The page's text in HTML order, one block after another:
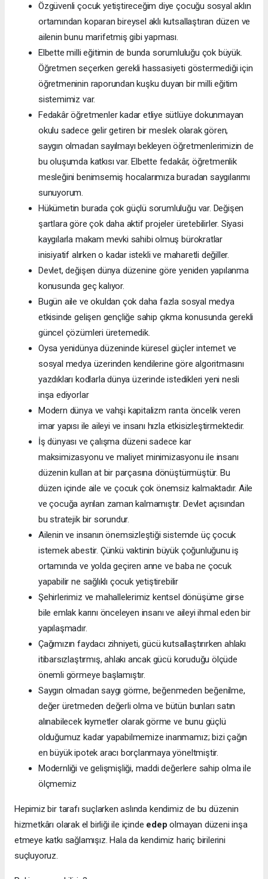
Özgüvenli çocuk yetiştireceğim diye çocuğu sosyal aklın
ortamından koparan bireysel aklı kutsallaştıran düzen ve
ailenin bunu marifetmiş gibi yapması.
Elbette milli eğitimin de bunda sorumluluğu çok büyük.
Öğretmen seçerken gerekli hassasiyeti göstermediği için
öğretmeninin raporundan kuşku duyan bir milli eğitim
sistemimiz var.
Fedakâr öğretmenler kadar etliye sütlüye dokunmayan
okulu sadece gelir getiren bir meslek olarak gören,
saygın olmadan sayılmayı bekleyen öğretmenlerimizin de
bu oluşumda katkısı var. Elbette fedakâr, öğretmenlik
mesleğini benimsemiş hocalarımıza buradan saygılarımı
sunuyorum.
Hükümetin burada çok güçlü sorumluluğu var. Değişen
şartlara göre çok daha aktif projeler üretebilirler. Siyasi
kaygılarla makam mevki sahibi olmuş bürokratlar
inisiyatif alırken o kadar istekli ve maharetli değiller.
Devlet, değişen dünya düzenine göre yeniden yapılanma
konusunda geç kalıyor.
Bugün aile ve okuldan çok daha fazla sosyal medya
etkisinde gelişen gençliğe sahip çıkma konusunda gerekli
güncel çözümleri üretemedik.
Oysa yenidünya düzeninde küresel güçler internet ve
sosyal medya üzerinden kendilerine göre algoritmasını
yazdıkları kodlarla dünya üzerinde istedikleri yeni nesli
inşa ediyorlar
Modern dünya ve vahşi kapitalizm ranta öncelik veren
imar yapısı ile aileyi ve insanı hızla etkisizleştirmektedir.
İş dünyası ve çalışma düzeni sadece kar
maksimizasyonu ve maliyet minimizasyonu ile insanı
düzenin kullan at bir parçasına dönüştürmüştür. Bu
düzen içinde aile ve çocuk çok önemsiz kalmaktadır. Aile
ve çocuğa ayrılan zaman kalmamıştır. Devlet açısından
bu stratejik bir sorundur.
Ailenin ve insanın önemsizleştiği sistemde üç çocuk
istemek abestir. Çünkü vaktinin büyük çoğunluğunu iş
ortamında ve yolda geçiren anne ve baba ne çocuk
yapabilir ne sağlıklı çocuk yetiştirebilir
Şehirlerimiz ve mahallelerimiz kentsel dönüşüme girse
bile emlak karını önceleyen insanı ve aileyi ihmal eden bir
yapılaşmadır.
Çağımızın faydacı zihniyeti, gücü kutsallaştırırken ahlakı
itibarsızlaştırmış, ahlakı ancak gücü koruduğu ölçüde
önemli görmeye başlamıştır.
Saygın olmadan saygı görme, beğenmeden beğenilme,
değer üretmeden değerli olma ve bütün bunları satın
alınabilecek kıymetler olarak görme ve bunu güçlü
olduğumuz kadar yapabilmemize inanmamız; bizi çağın
en büyük ipotek aracı borçlanmaya yöneltmiştir.
Modernliği ve gelişmişliği, maddi değerlere sahip olma ile
ölçmemiz
Hepimiz bir tarafı suçlarken aslında kendimiz de bu düzenin
hizmetkârı olarak el birliği ile içinde edep olmayan düzeni inşa
etmeye katkı sağlamışız. Hala da kendimiz hariç birilerini
suçluyoruz.